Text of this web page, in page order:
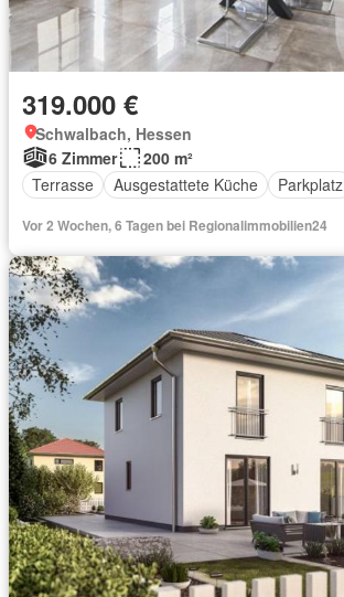
319.000 €
Schwalbach, Hessen
6 Zimmer
200 m²
Terrasse
Ausgestattete Küche Parkplatz
Vor 2 Wochen, 6 Tagen bei Regionalimmobilien24